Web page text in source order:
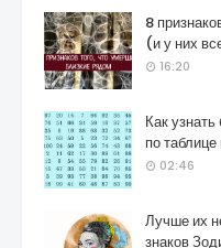
8
(и у них
16:20
Как
по
02:46
Лучше их
знаков